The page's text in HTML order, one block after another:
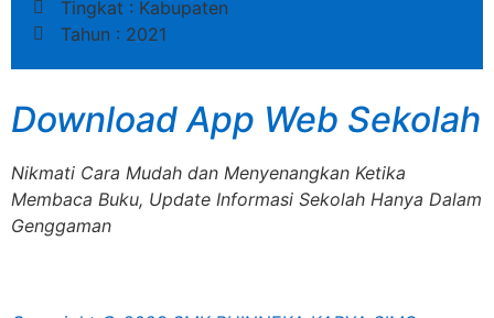
Tingkat : Kabupaten
Tahun : 2021
Download App Web Sekolah
Nikmati Cara Mudah dan Menyenangkan Ketika
Membaca Buku, Update Informasi Sekolah Hanya Dalam
Genggaman